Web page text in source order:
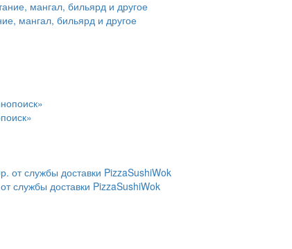
мангал, бильярд и другое
службы доставки PizzaSushiWok